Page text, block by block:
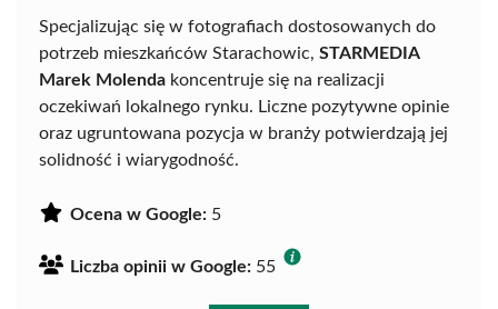
Specjalizując się w fotografiach dostosowanych do
potrzeb mieszkańców Starachowic, STARMEDIA
Marek Molenda koncentruje się na realizacji
oczekiwań lokalnego rynku. Liczne pozytywne opinie
oraz ugruntowana pozycja w branży potwierdzają jej
solidność i wiarygodność.
Ocena w Google: 5
Liczba opinii w Google: 55